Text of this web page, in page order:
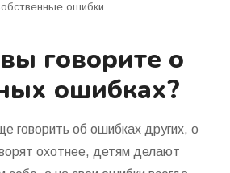
ошибки
говорите о
ошибках?
говорить об ошибках других, о
охотнее, детям делают